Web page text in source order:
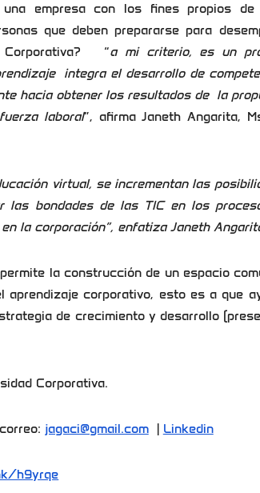
empresa con los fines propios de
que deben prepararse para
Corporativa? “ami criterio, es un
integra el desarrollo de
hacia obtener los resultados de la
laboral”, afirma Janeth Angarita,
virtual, se incrementan las
las bondades de las TIC en los
la corporación”, enfatiza Janeth
la construcción de un espacio
corporativo, esto es a que
de crecimiento y desarrollo
Corporativa.
jagaci@gmail.com| Linkedin
h9yrqe